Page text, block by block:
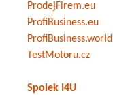
ProdejFirem.eu
ProfiBusiness.eu
ProfiBusiness.world
TestMotoru.cz
Spolek I4U